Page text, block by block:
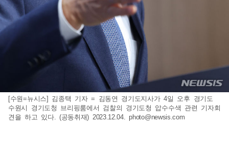
[수원=뉴시스] 김종택 기자 = 김동연 경기도지사가 4일 오후 경기도
수원시 경기도청 브리핑룸에서 검찰의 경기도청 압수수색 관련 기자회
견을 하고 있다. (공동취재) 2023.12.04.photo@newsis.com